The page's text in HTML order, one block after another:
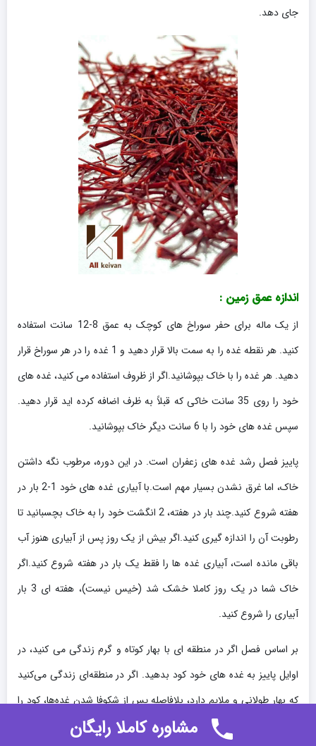
جای دهد.
اندازه عمق زمین :
از یک ماله برای حفر سوراخ های کوچک به عمق 8-12 سانت استفاده
کنید. هر نقطه غده را به سمت بالا قرار دهید و 1 غده را در هر سوراخ قرار
دهید. هر غده را با خاک بپوشانید.اگر از ظروف استفاده می کنید، غده های
خود را روی 35 سانت خاکی که قبلاً به ظرف اضافه کرده اید قرار دهید.
سپس غده های خود را با 6 سانت دیگر خاک بپوشانید.
پاییز فصل رشد غده های زعفران است. در این دوره، مرطوب نگه داشتن
خاک، اما غرق نشدن بسیار مهم است.با آبیاری غده های خود 1-2 بار در
هفته شروع کنید.چند بار در هفته، 2 انگشت خود را به خاک بچسبانید تا
رطوبت آن را اندازه گیری کنید.اگر بیش از یک روز پس از آبیاری هنوز آب
باقی مانده است، آبیاری غده ها را فقط یک بار در هفته شروع کنید.اگر
خاک شما در یک روز کاملا خشک شد (خیس نیست)، هفته ای 3 بار
آبیاری را شروع کنید.
بر اساس فصل اگر در منطقه ای با بهار کوتاه و گرم زندگی می کنید، در
اوایل پاییز به غده های خود کود بدهید. اگر در منطقه‌ای زندگی می‌کنید
که بهار طولانی و ملایم دارد، بلافاصله پس از شکوفا شدن غده‌ها، کود را
به غده‌های خود بمالید. این به غده‌های زعفران کمک می‌کند تا مقدار
0 مشاوره کاملا رایگان